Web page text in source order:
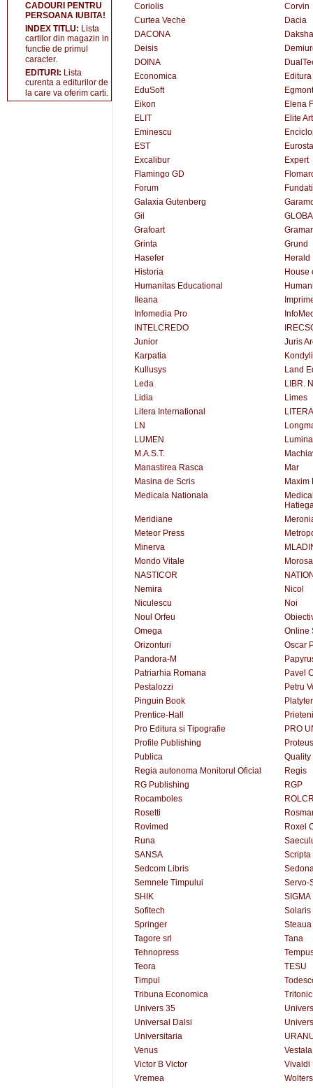
Coriolis
Corvin
Curtea Veche
Dacia
DACONA
Daksha
Deisis
DOINA
Economica
EduSoft
Egmont
Eikon
Elena
ELIT
Elite
Eminescu
EST
Excalibur
Expert
Flamingo GD
Forum
Galaxia Gutenberg
Gil
Grafoart
Gramar
Grinta
Grund
Hasefer
Herald
Historia
House
Humanitas Educational
Ileana
Infomedia Pro
INTELCREDO
Junior
Juris
Karpatia
Kondyli
Kullusys
Land
Leda
LIBR.
Lidia
Limes
Litera International
LN
LUMEN
M.A.S.T.
Manastirea Rasca
Mar
Masina de Scris
Maxim
Medicala Nationala
Meridiane
Meteor Press
Minerva
Mondo Vitale
NASTICOR
Nemira
Nicol
Niculescu
Noi
Noul Orfeu
Omega
Online
Orizonturi
Oscar
Pandora-M
Patriarhia Romana
Pavel
Pestalozzi
Petru
Pinguin Book
Prentice-Hall
Pro Editura si Tipografie
PRO
Profile Publishing
Proteus
Publica
Quality
Regia autonoma Monitorul Oficial
Regis
RG Publishing
RGP
Rocamboles
Rosetti
Rovimed
Roxel
Runa
SANSA
Scripta
Sedcom Libris
Semnele Timpului
Servo-
SHIK
SIGMA
Sofitech
Solaris
Springer
Tagore srl
Tana
Tehnopress
Teora
TESU
Timpul
Tribuna Economica
Tritonic
Univers 35
Universal Dalsi
Universitaria
Venus
Vestala
Victor B Victor
Vivaldi
Vremea
CADOURI PENTRU
PERSOANA IUBITA!
INDEX TITLU: Lista
cartilor din magazin in
functie de primul
caracter.
EDITURI: Lista
curenta a editurilor de
la care va oferim carti.